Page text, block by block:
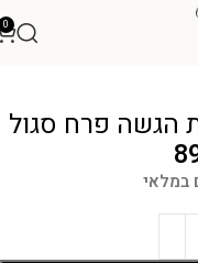
0
הגשה פרח סגול
במלאי